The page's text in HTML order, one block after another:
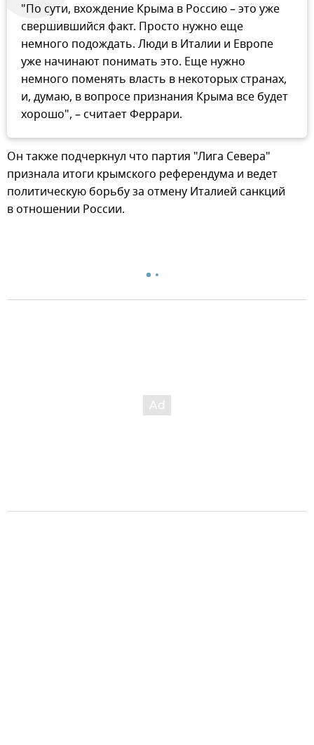
"По сути, вхождение Крыма в Россию – это уже
свершившийся факт. Просто нужно еще
немного подождать. Люди в Италии и Европе
уже начинают понимать это. Еще нужно
немного поменять власть в некоторых странах,
и, думаю, в вопросе признания Крыма все будет
хорошо", – считает Феррари.
Он также подчеркнул что партия "Лига Севера"
признала итоги крымского референдума и ведет
политическую борьбу за отмену Италией санкций
в отношении России.